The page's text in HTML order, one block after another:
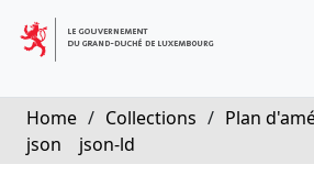
Home / Collections / Plan
json
json-ld